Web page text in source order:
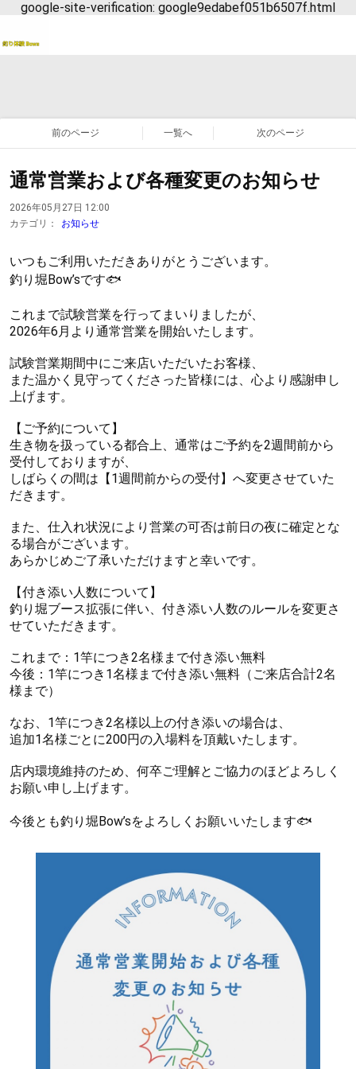
google-site-verification: google9edabef051b6507f.html
前のページ 一覧へ 次のページ
通常営業および各種変更のお知らせ
2026年05月27日 12:00
カテゴリ：
お知らせ
いつもご利用いただきありがとうございます。
釣り堀Bow’sです🐟
これまで試験営業を行ってまいりましたが、
2026年6月より通常営業を開始いたします。
試験営業期間中にご来店いただいたお客様、
また温かく見守ってくださった皆様には、心より感謝申し
上げます。
【ご予約について】
生き物を扱っている都合上、通常はご予約を2週間前から
受付しておりますが、
しばらくの間は【1週間前からの受付】へ変更させていた
だきます。
また、仕入れ状況により営業の可否は前日の夜に確定とな
る場合がございます。
あらかじめご了承いただけますと幸いです。
【付き添い人数について】
釣り堀ブース拡張に伴い、付き添い人数のルールを変更さ
せていただきます。
これまで：1竿につき2名様まで付き添い無料
今後：1竿につき1名様まで付き添い無料（ご来店合計2名
様まで）
なお、1竿につき2名様以上の付き添いの場合は、
追加1名様ごとに200円の入場料を頂戴いたします。
店内環境維持のため、何卒ご理解とご協力のほどよろしく
お願い申し上げます。
今後とも釣り堀Bow’sをよろしくお願いいたします🐟